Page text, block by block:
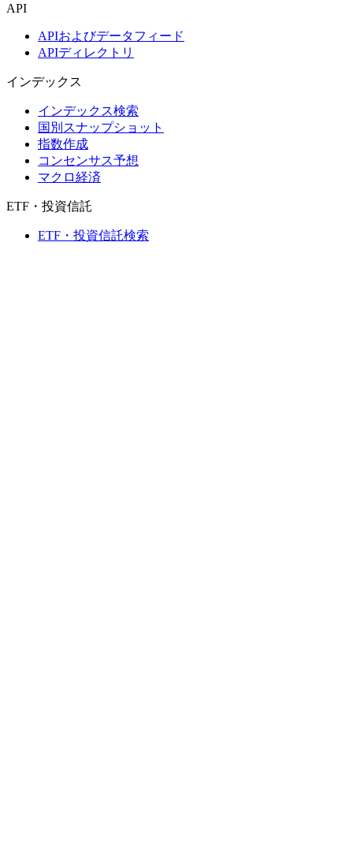
API
APIおよびデータフィード
APIディレクトリ
インデックス
インデックス検索
国別スナップショット
指数作成
コンセンサス予想
マクロ経済
ETF・投資信託
ETF・投資信託検索